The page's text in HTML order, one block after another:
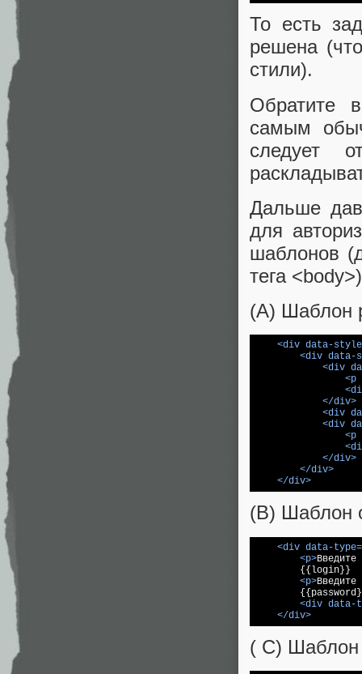
То есть
решена
стили).
Обратите
самым
следует
Дальше
для
шаблонов
тега
(A) Шаблон
<div data-style
<div data-
<div
<p
<
</div>
<div
<div
<p
<
</div>
</div>
</div>
(B) Шаблон
<div data-type=
<p>Введите
        {{login}}
<p>Введите
<div data-
</div>
( C) Шаблон